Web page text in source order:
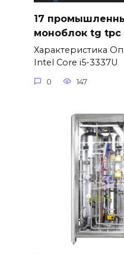
17
моноблок tg tpc
Характеристика
Intel Core i5-3337U
0 147